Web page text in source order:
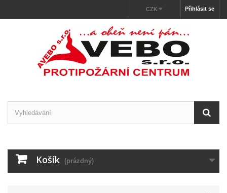
Přihlásit se
CZK
Košík (prázdný)